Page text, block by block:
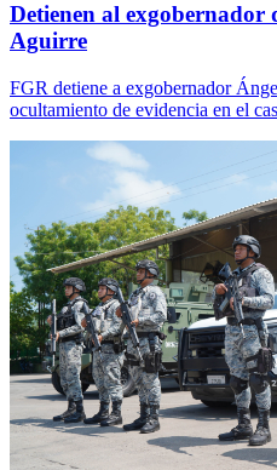
Detienen al exgobernador
Aguirre
FGR detiene a exgobernador
ocultamiento de evidencia en el